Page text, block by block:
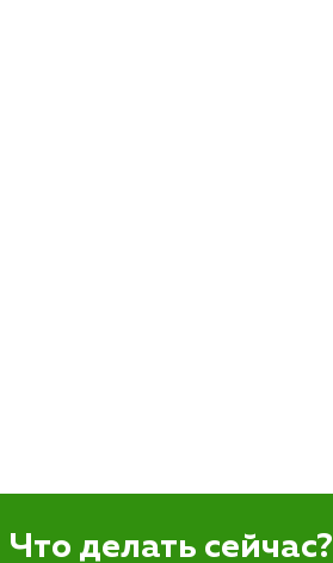
Что делать сейчас?